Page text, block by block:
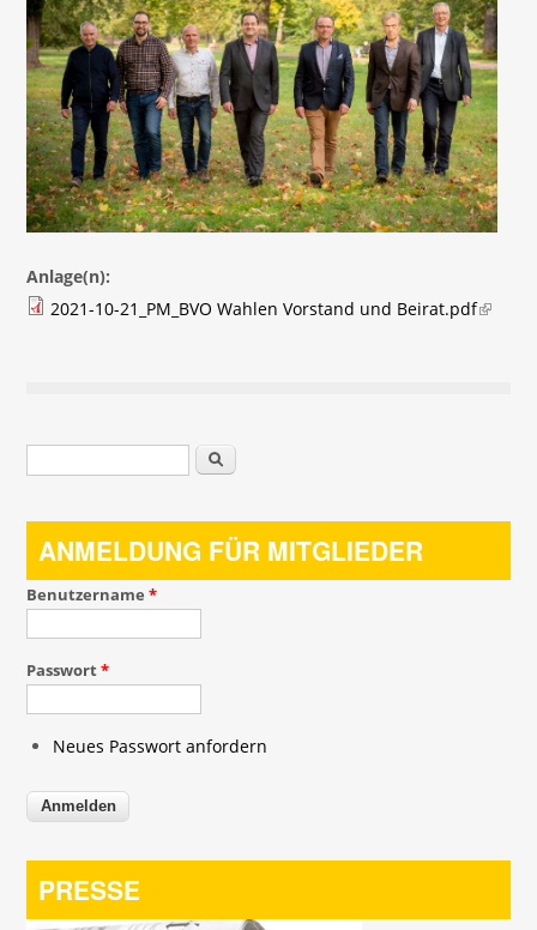
Anlage(n):
2021-10-21_PM_BVO Wahlen Vorstand und Beirat.pdf(link is
Suche
ANMELDUNG FÜR MITGLIEDER
Benutzername*
Passwort*
Neues Passwort anfordern
PRESSE